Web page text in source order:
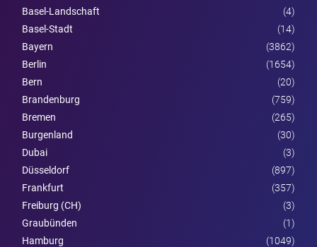
Basel-Landschaft
(4)
Basel-Stadt
(14)
Bayern
(3862)
Berlin
(1654)
Bern
(20)
Brandenburg
(759)
Bremen
(265)
Burgen­land
(30)
Dubai
(3)
Düsseldorf
(897)
Frankfurt
(357)
Freiburg (CH)
(3)
Graubünden
(1)
Hamburg
(1049)